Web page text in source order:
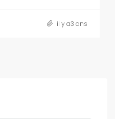
il y a3 ans